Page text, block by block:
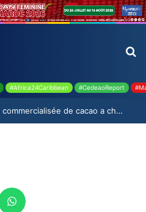
#Africa24Caribbean #CedeaoReport
Cameroun : la production commercialisée de cacao a chuté de 19,9% durant la saison 2025-2026